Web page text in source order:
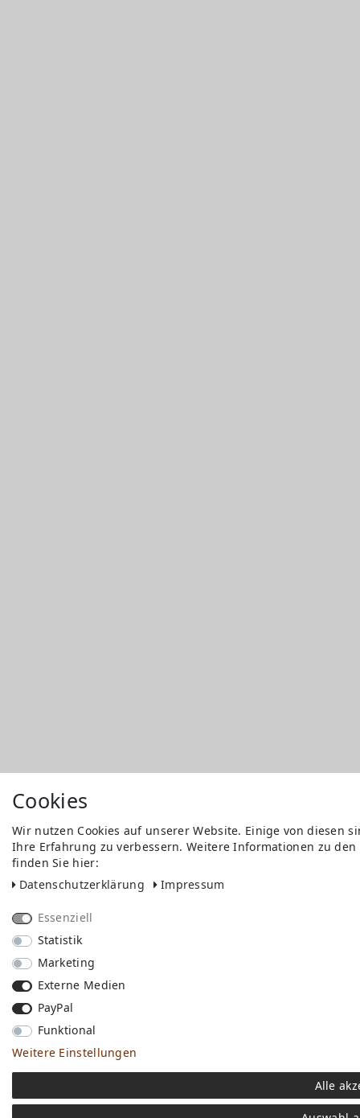
Cookies
Wir nutzen Cookies auf unserer Website. Einige von diesen
Ihre Erfahrung zu verbessern. Weitere Informationen zu
finden Sie hier:
Daten­schutz­erklärung
Impressum
Essenziell
Statistik
Marketing
Externe Medien
PayPal
Funktional
Weitere Einstellungen
Alle